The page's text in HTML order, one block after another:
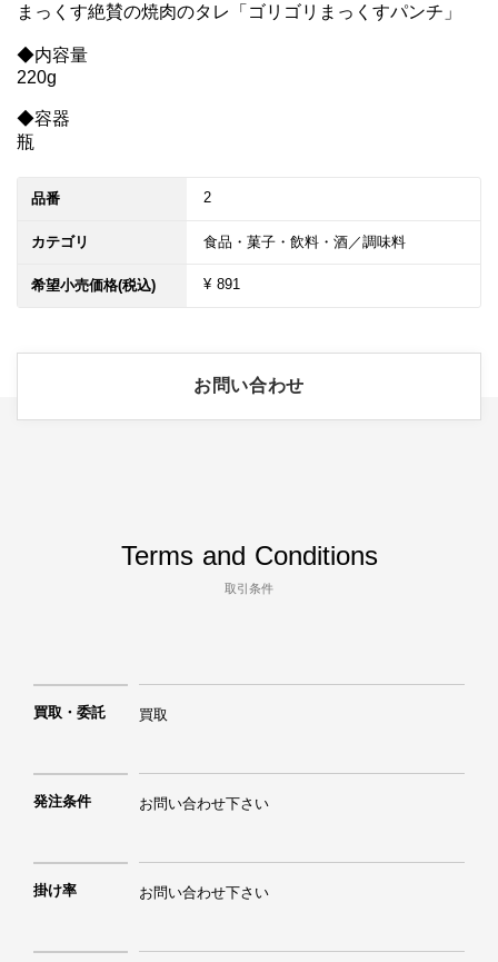
まっくす絶賛の焼肉のタレ「ゴリゴリまっくすパンチ」
◆内容量
220g
◆容器
瓶
品番 2
カテゴリ 食品・菓子・飲料・酒／調味料
希望小売価格(税込) ¥ 891
お問い合わせ
Terms and Conditions
取引条件
買取・委託 買取
発注条件 お問い合わせ下さい
掛け率 お問い合わせ下さい